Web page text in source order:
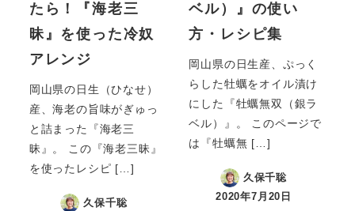
たら！『海老三
昧』を使った冷奴
アレンジ
岡山県の日生（ひなせ）
産、海老の旨味がぎゅっ
と詰まった『海老三
昧』。 この『海老三昧』
を使ったレシピ […]
久保千聡
ベル）』の使い
方・レシピ集
岡山県の日生産、ぷっく
らした牡蠣をオイル漬け
にした『牡蠣無双（銀ラ
ベル）』。 このページで
は『牡蠣無 […]
久保千聡
投稿日
2020年7月20日